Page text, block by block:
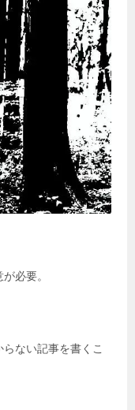
必要。
ない記事を書くこ